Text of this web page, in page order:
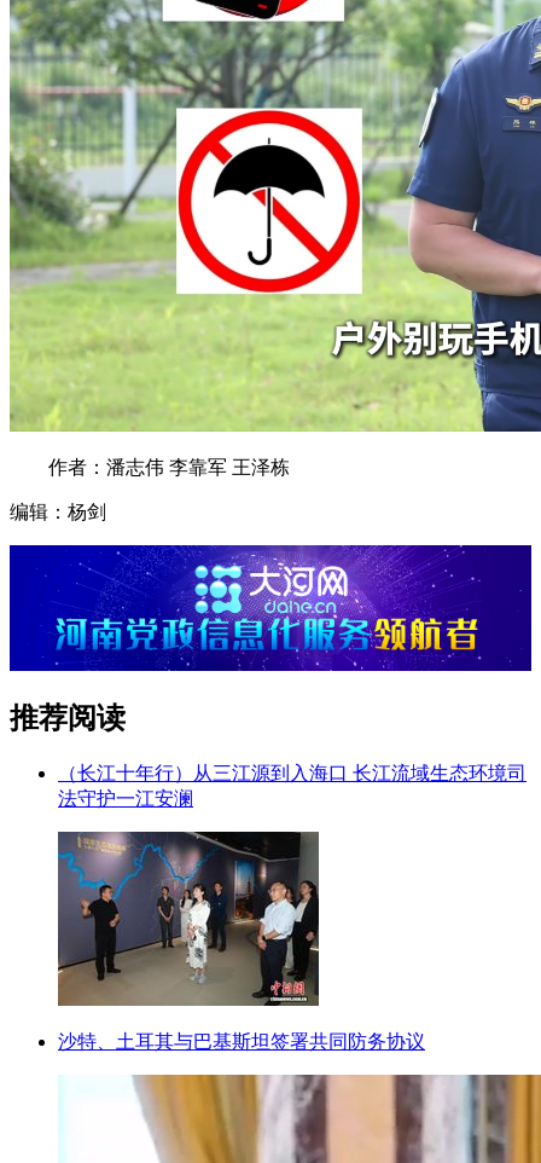
作者：潘志伟 李靠军 王泽栋
编辑：杨剑
推荐阅读
（长江十年行）从三江源到入海口 长江流域生态环境司
法守护一江安澜
沙特、土耳其与巴基斯坦签署共同防务协议